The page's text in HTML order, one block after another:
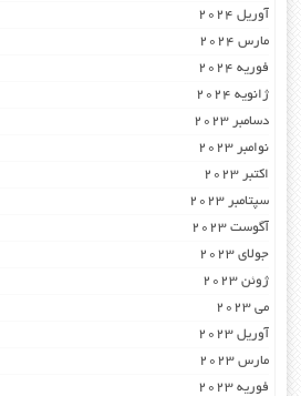
آوریل 2024
مارس 2024
فوریه 2024
ژانویه 2024
دسامبر 2023
نوامبر 2023
اکتبر 2023
سپتامبر 2023
آگوست 2023
جولای 2023
ژوئن 2023
می 2023
آوریل 2023
مارس 2023
فوریه 2023